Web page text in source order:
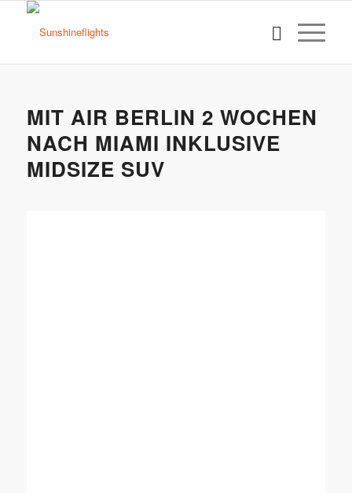
MIT AIR BERLIN 2 WOCHEN
NACH MIAMI INKLUSIVE
MIDSIZE SUV